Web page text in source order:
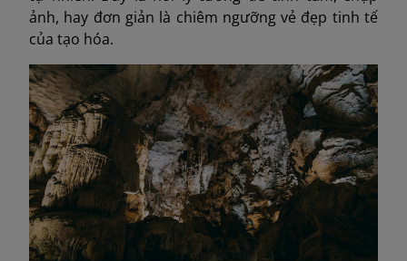
ảnh, hay đơn giản là chiêm ngưỡng vẻ đẹp tinh tế
của tạo hóa.